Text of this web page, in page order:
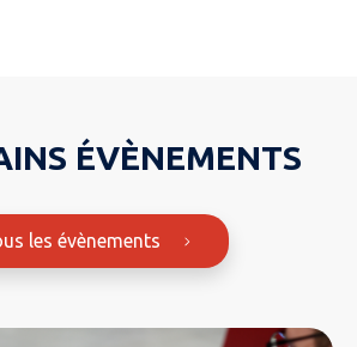
ÉVÈNEMENTS
les évènements